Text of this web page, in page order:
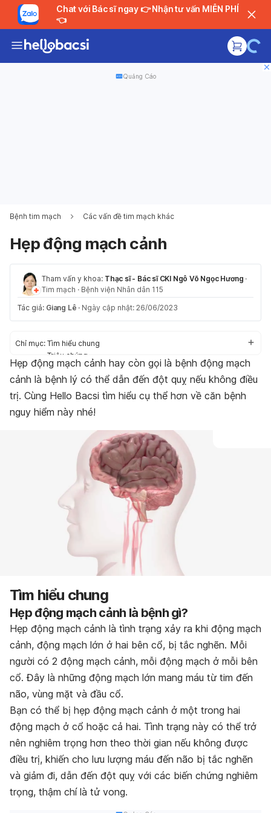
Chat với Bác sĩ ngay 👉 Nhận tư vấn MIỄN PHÍ
👈
Quảng Cáo
Bệnh tim mạch Các vấn đề tim mạch khác
Hẹp động mạch cảnh
Tham vấn y khoa: Thạc sĩ - Bác sĩ CKI Ngô Võ Ngọc Hương ·
Tim mạch · Bệnh viện Nhân dân 115
Tác giả: Giang Lê · Ngày cập nhật: 26/06/2023
Chỉ mục: Tìm hiểu chung
Triệu chứng
Nguyên nhân
Biến chứng
Chẩn đoán và điều trị
Hẹp động mạch cảnh hay còn gọi là bệnh động mạch
cảnh là bệnh lý có thể dẫn đến đột quỵ nếu không điều
trị. Cùng Hello Bacsi tìm hiểu cụ thể hơn về căn bệnh
nguy hiểm này nhé!
Tìm hiểu chung
Hẹp động mạch cảnh là bệnh gì?
Hẹp động mạch cảnh là tình trạng xảy ra khi động mạch
cảnh, động mạch lớn ở hai bên cổ, bị tắc nghẽn. Mỗi
người có 2 động mạch cảnh, mỗi động mạch ở mỗi bên
cổ. Đây là những động mạch lớn mang máu từ tim đến
não, vùng mặt và đầu cổ.
Bạn có thể bị hẹp động mạch cảnh ở một trong hai
động mạch ở cổ hoặc cả hai. Tình trạng này có thể trở
nên nghiêm trọng hơn theo thời gian nếu không được
điều trị, khiến cho lưu lượng máu đến não bị tắc nghẽn
và giảm đi, dẫn đến đột quỵ với các biến chứng nghiêm
trọng, thậm chí là tử vong.